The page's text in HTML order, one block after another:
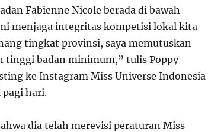
Fabienne Nicole berada di bawah
menjaga integritas kompetisi lokal kita
tingkat provinsi, saya memutuskan
tinggi badan minimum,” tulis Poppy
ke Instagram Miss Universe Indonesia
pagi hari.
dia telah merevisi peraturan Miss